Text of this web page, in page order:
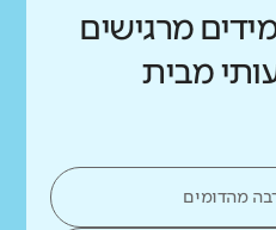
מרגישים
מבית
מהדומים